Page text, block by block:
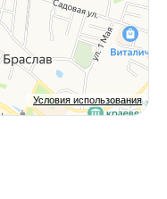
Условия использования